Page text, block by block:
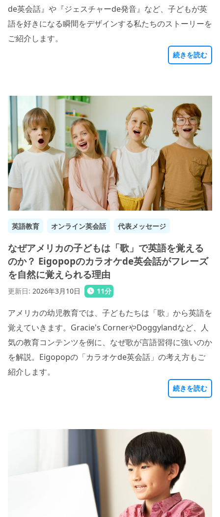
de英会話』や『ジェスチャーde発音』など、子どもが英
語を好きになる瞬間をデザインする私たちのストーリーを
ご紹介します。
続きを読む
英語教育 オンライン英会話 代表メッセージ
なぜアメリカの子どもは「歌」で英語を覚える
のか？ Eigopopのカラオケde英会話がフレーズ
を自然に覚えられる理由
更新日: 2026年3月10日 11分
アメリカの幼児教育では、子どもたちは「歌」から英語を
覚えていきます。Gracie's CornerやDoggylandなど、人
気の教育コンテンツを例に、なぜ歌が言語習得に強いのか
を解説。Eigopopの「カラオケde英会話」の考え方もご
紹介します。
続きを読む